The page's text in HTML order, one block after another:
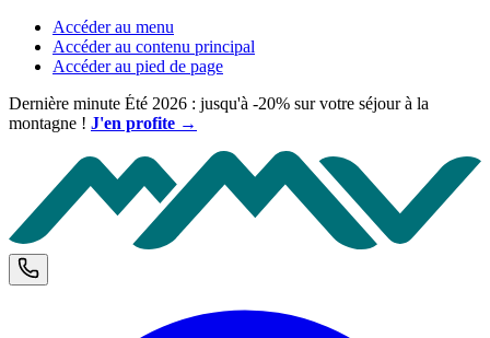
Accéder au menu
Accéder au contenu principal
Accéder au pied de page
Dernière minute Été 2026 : jusqu'à -20% sur votre séjour à la
montagne ! J'en profite →
Téléphone et horaires d'ouverture